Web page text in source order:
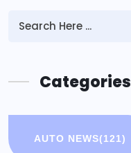
Categories
AUTO NEWS(121)